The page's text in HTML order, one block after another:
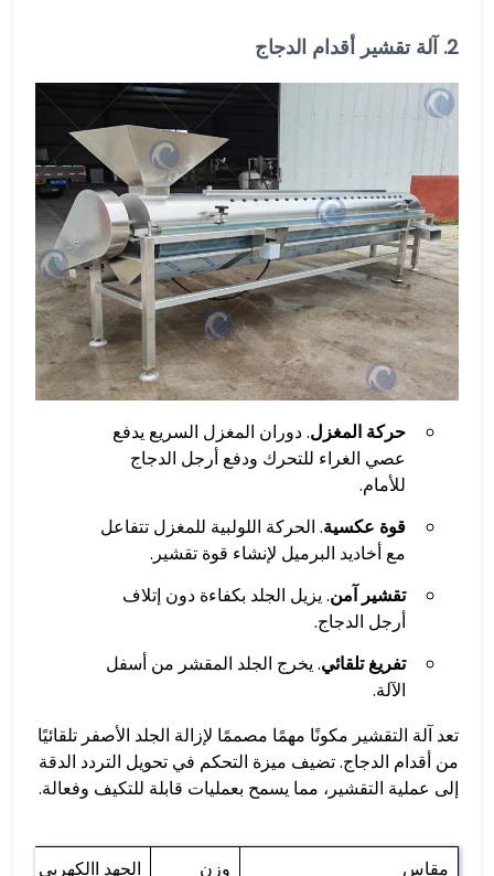
2. آلة تقشير أقدام الدجاج
حركة المغزل. دوران المغزل السريع يدفع
عصي الغراء للتحرك ودفع أرجل الدجاج
للأمام.
قوة عكسية. الحركة اللولبية للمغزل تتفاعل
مع أخاديد البرميل لإنشاء قوة تقشير.
تقشير آمن. يزيل الجلد بكفاءة دون إتلاف
أرجل الدجاج.
تفريغ تلقائي. يخرج الجلد المقشر من أسفل
الآلة.
تعد آلة التقشير مكونًا مهمًا مصممًا لإزالة الجلد الأصفر تلقائيًا
من أقدام الدجاج. تضيف ميزة التحكم في تحويل التردد الدقة
إلى عملية التقشير، مما يسمح بعمليات قابلة للتكيف وفعالة.
مقاس وزن
الجهد االكهربى